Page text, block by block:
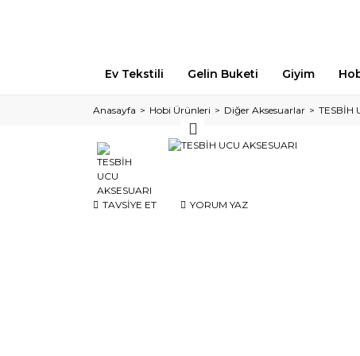
Ev Tekstili Gelin Buketi Giyim
Anasayfa Hobi Ürünleri Diğer Aksesuarlar TESBİH
TAVSİYE ET YORUM YAZ